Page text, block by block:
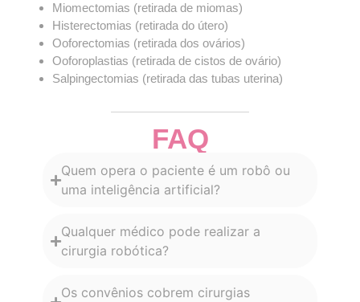
Miomectomias (retirada de miomas)
Histerectomias (retirada do útero)
Ooforectomias (retirada dos ovários)
Ooforoplastias (retirada de cistos de ovário)
Salpingectomias (retirada das tubas uterina)
FAQ
Quem opera o paciente é um robô ou
uma inteligência artificial?
Qualquer médico pode realizar a
cirurgia robótica?
Os convênios cobrem cirurgias